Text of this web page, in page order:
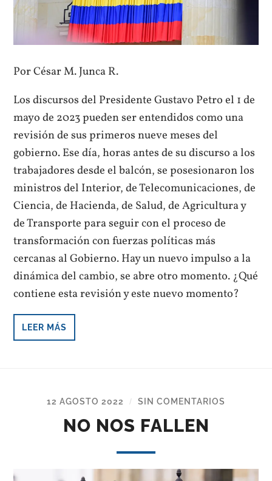
Por César M. Junca R.
Los discursos del Presidente Gustavo Petro el 1 de
mayo de 2023 pueden ser entendidos como una
revisión de sus primeros nueve meses del
gobierno. Ese día, horas antes de su discurso a los
trabajadores desde el balcón, se posesionaron los
ministros del Interior, de Telecomunicaciones, de
Ciencia, de Hacienda, de Salud, de Agricultura y
de Transporte para seguir con el proceso de
transformación con fuerzas políticas más
cercanas al Gobierno. Hay un nuevo impulso a la
dinámica del cambio, se abre otro momento. ¿Qué
contiene esta revisión y este nuevo momento?
LEER MÁS
12 AGOSTO 2022 / SIN COMENTARIOS
NO NOS FALLEN